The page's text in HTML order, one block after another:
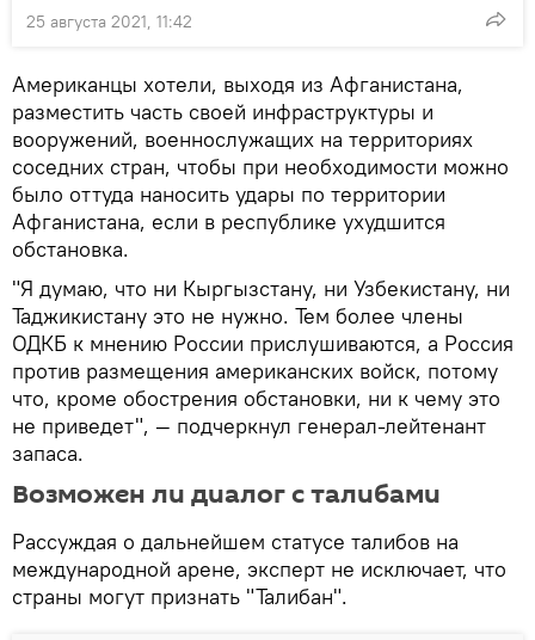
25 августа 2021, 11:42
Американцы хотели, выходя из Афганистана,
разместить часть своей инфраструктуры и
вооружений, военнослужащих на территориях
соседних стран, чтобы при необходимости можно
было оттуда наносить удары по территории
Афганистана, если в республике ухудшится
обстановка.
"Я думаю, что ни Кыргызстану, ни Узбекистану, ни
Таджикистану это не нужно. Тем более члены
ОДКБ к мнению России прислушиваются, а Россия
против размещения американских войск, потому
что, кроме обострения обстановки, ни к чему это
не приведет", — подчеркнул генерал-лейтенант
запаса.
Возможен ли диалог с талибами
Рассуждая о дальнейшем статусе талибов на
международной арене, эксперт не исключает, что
страны могут признать "Талибан".